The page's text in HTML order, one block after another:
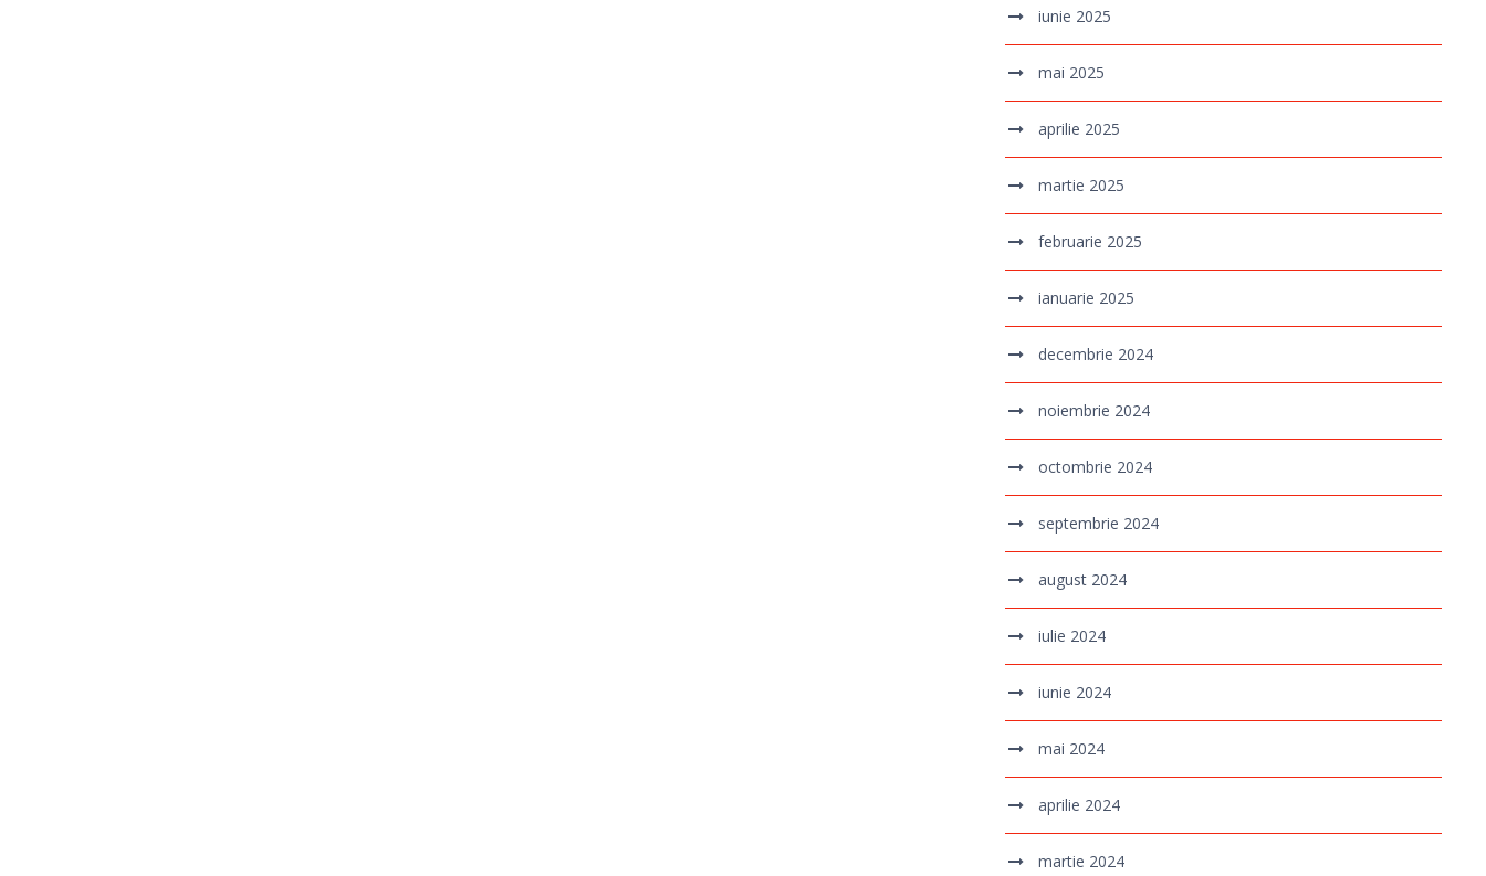
iunie 2025
mai 2025
aprilie 2025
martie 2025
februarie 2025
ianuarie 2025
decembrie 2024
noiembrie 2024
octombrie 2024
septembrie 2024
august 2024
iulie 2024
iunie 2024
mai 2024
aprilie 2024
martie 2024